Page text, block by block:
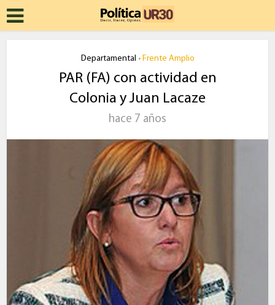
Departamental • Frente Amplio
PAR (FA) con actividad en
Colonia y Juan Lacaze
hace 7 años